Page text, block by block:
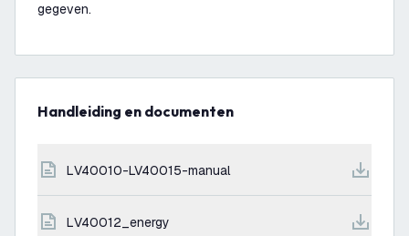
gegeven.
Handleiding en documenten
LV40010-LV40015-manual
LV40012_energy